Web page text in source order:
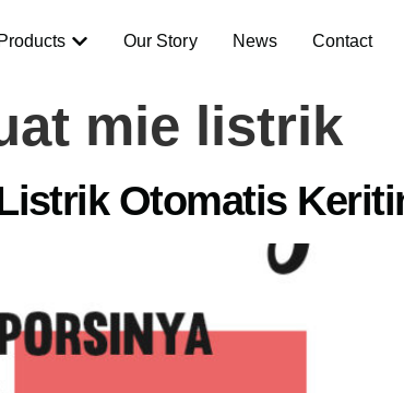
Products Our Story News Contact
mie listrik
Otomatis